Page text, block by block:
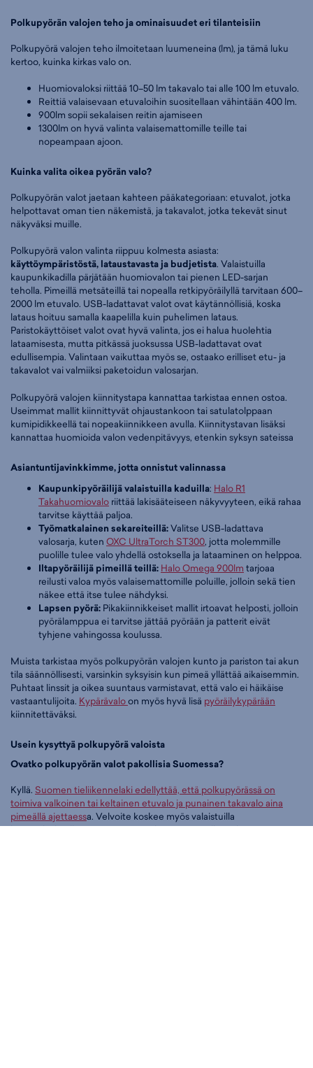
Polkupyörän valojen teho ja ominaisuudet eri tilanteisiin
Polkupyörä valojen teho ilmoitetaan luumeneina (lm), ja tämä luku
kertoo, kuinka kirkas valo on.
Huomiovaloksi riittää 10–50 lm takavalo tai alle 100 lm etuvalo.
Reittiä valaisevaan etuvaloihin suositellaan vähintään 400 lm.
900lm sopii sekalaisen reitin ajamiseen
1300lm on hyvä valinta valaisemattomille teille tai
nopeampaan ajoon.
Kuinka valita oikea pyörän valo?
Polkupyörän valot jaetaan kahteen pääkategoriaan: etuvalot, jotka
helpottavat oman tien näkemistä, ja takavalot, jotka tekevät sinut
näkyväksi muille.
Polkupyörä valon valinta riippuu kolmesta asiasta:
käyttöympäristöstä, lataustavasta ja budjetista. Valaistuilla
kaupunkikadilla pärjätään huomiovalon tai pienen LED-sarjan
teholla. Pimeillä metsäteillä tai nopealla retkipyöräilyllä tarvitaan 600–
2000 lm etuvalo. USB-ladattavat valot ovat käytännöllisiä, koska
lataus hoituu samalla kaapelilla kuin puhelimen lataus.
Paristokäyttöiset valot ovat hyvä valinta, jos ei halua huolehtia
lataamisesta, mutta pitkässä juoksussa USB-ladattavat ovat
edullisempia. Valintaan vaikuttaa myös se, ostaako erilliset etu- ja
takavalot vai valmiiksi paketoidun valosarjan.
Polkupyörä valojen kiinnitystapa kannattaa tarkistaa ennen ostoa.
Useimmat mallit kiinnittyvät ohjaustankoon tai satulatolppaan
kumipidikkeellä tai nopeakiinnikkeen avulla. Kiinnitystavan lisäksi
kannattaa huomioida valon vedenpitävyys, etenkin syksyn sateissa
Asiantuntijavinkkimme, jotta onnistut valinnassa
Kaupunkipyöräilijä valaistuilla kaduilla: Halo R1
Takahuomiovalo riittää lakisääteiseen näkyvyyteen, eikä rahaa
tarvitse käyttää paljoa.
Työmatkalainen sekareiteillä:Valitse USB-ladattava
valosarja, kuten OXC UltraTorch ST300, jotta molemmille
puolille tulee valo yhdellä ostoksella ja lataaminen on helppoa.
Iltapyöräilijä pimeillä teillä: Halo Omega 900lm tarjoaa
reilusti valoa myös valaisemattomille poluille, jolloin sekä tien
näkee että itse tulee nähdyksi.
Lapsen pyörä: Pikakiinnikkeiset mallit irtoavat helposti, jolloin
pyörälamppua ei tarvitse jättää pyörään ja patterit eivät
tyhjene vahingossa koulussa.
Muista tarkistaa myös polkupyörän valojen kunto ja pariston tai akun
tila säännöllisesti, varsinkin syksyisin kun pimeä yllättää aikaisemmin.
Puhtaat linssit ja oikea suuntaus varmistavat, että valo ei häikäise
vastaantulijoita. Kypärävaloon myös hyvä lisä pyöräilykypärään
kiinnitettäväksi.
Usein kysyttyä polkupyörä valoista
Ovatko polkupyörän valot pakollisia Suomessa?
Kyllä. Suomen tieliikennelaki edellyttää, että polkupyörässä on
toimiva valkoinen tai keltainen etuvalo ja punainen takavalo aina
pimeällä ajettaessa. Velvoite koskee myös valaistuilla
kaupunkialueilla ajamista, joten valot on syytä olla mukana ympäri